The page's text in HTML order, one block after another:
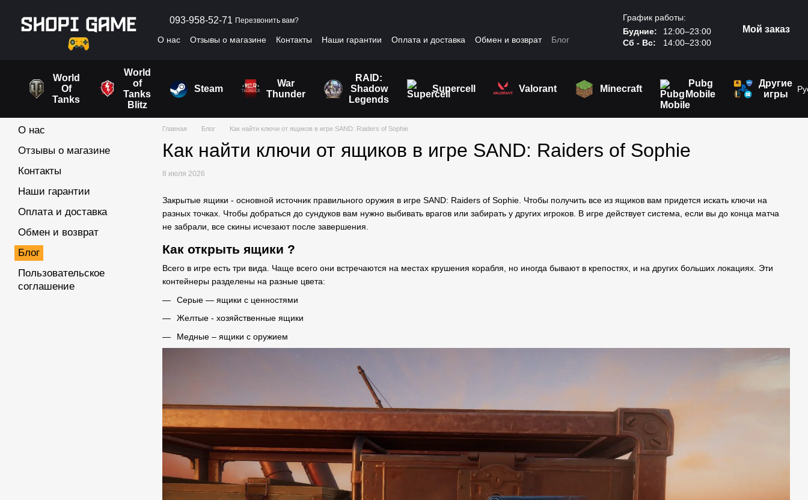
093-958-52-71 Перезвонить вам?
О нас Отзывы о магазине Контакты Наши гарантии Оплата и доставка Обмен и возврат
Блог
График работы:
Будние:
12:00–23:00
Сб - Вс:
14:00–23:00
Мой заказ
World
Of
Tanks
World
of
Tanks
Blitz
Steam
War
Thunder
RAID:
Shadow
Legends
Supercell Valorant Minecraft
Pubg
Mobile
Другие
игры
Главная Блог Как найти ключи от ящиков в игре SAND: Raiders of Sophie
Как найти ключи от ящиков в игре SAND: Raiders of Sophie
8 июля 2026
Закрытые ящики - основной источник правильного оружия в игре SAND: Raiders of Sophie. Чтобы получить все из ящиков вам придется искать ключи на
разных точках. Чтобы добраться до сундуков вам нужно выбивать врагов или забирать у других игроков. В игре действует система, если вы до конца матча
не забрали, все скины исчезают после завершения.
Как открыть ящики ?
Всего в игре есть три вида. Чаще всего они встречаются на местах крушения корабля, но иногда бывают в крепостях, и на других больших локациях. Эти
контейнеры разделены на разные цвета:
Серые — ящики с ценностями
Желтые - хозяйственные ящики
Медные – ящики с оружием
О нас
Отзывы о магазине
Контакты
Наши гарантии
Оплата и доставка
Обмен и возврат
Блог
Пользовательское
соглашение